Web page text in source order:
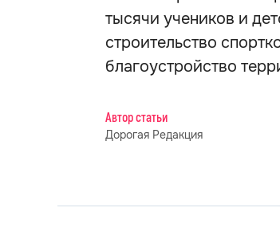
тысячи учеников и
строительство
благоустройство
Автор статьи
Дорогая Редакция